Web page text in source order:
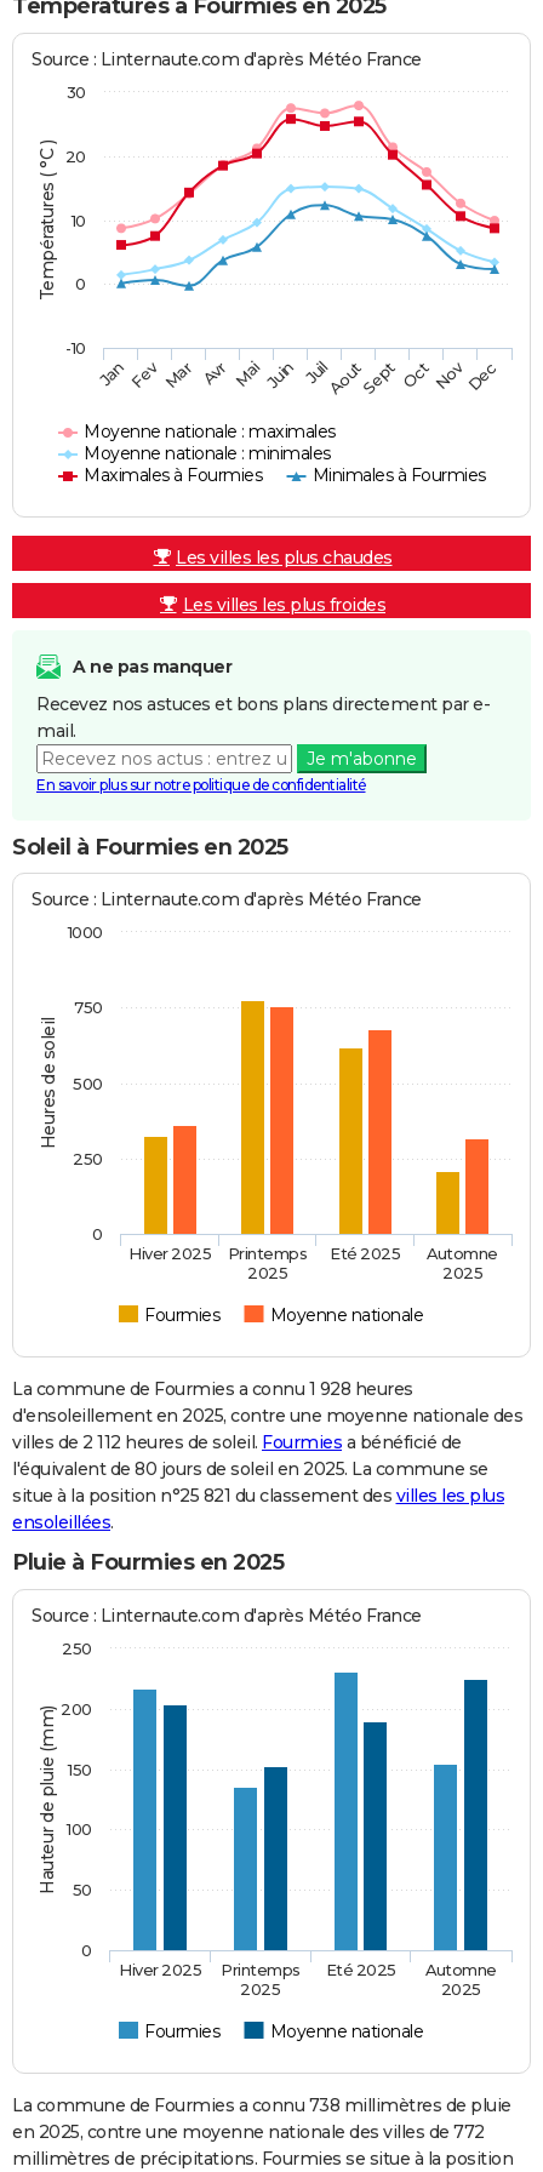
Températures à Fourmies en 2025
Températures ( °C )
Source : Linternaute.com d'après Météo France
Moyenne nationale : maximales
Moyenne nationale : minimales
Maximales à Fourmies
Minimales à Fourmies
JanFev Mar Avr MaiJuin JuilAoutSept OctNovDec
-10
0
10
20
30
Les villes les plus chaudes
Les villes les plus froides
A ne pas manquer
Recevez nos astuces et bons plans directement par e-
mail.
Je m'abonne
En savoir plus sur notre politique de confidentialité
Soleil à Fourmies en 2025
Heures de soleil
Source : Linternaute.com d'après Météo France
Fourmies Moyenne nationale
Hiver 2025
Printemps
2025
Eté 2025
Automne
2025
0
1000
250
500
750
La commune de Fourmies a connu 1 928 heures
d'ensoleillement en 2025, contre une moyenne nationale des
villes de 2 112 heures de soleil. Fourmies a bénéficié de
l'équivalent de 80 jours de soleil en 2025. La commune se
situe à la position n°25 821 du classement des villes les plus
ensoleillées.
Pluie à Fourmies en 2025
Hauteur de pluie (mm)
Source : Linternaute.com d'après Météo France
Fourmies Moyenne nationale
Hiver 2025
Printemps
2025
Eté 2025
Automne
2025
0
50
100
150
200
250
La commune de Fourmies a connu 738 millimètres de pluie
en 2025, contre une moyenne nationale des villes de 772
millimètres de précipitations. Fourmies se situe à la position